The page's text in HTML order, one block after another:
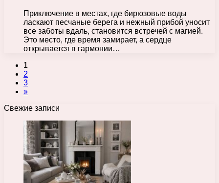
Приключение в местах, где бирюзовые воды
ласкают песчаные берега и нежный прибой уносит
все заботы вдаль, становится встречей с магией.
Это место, где время замирает, а сердце
открывается в гармонии…
1
2
3
»
Свежие записи